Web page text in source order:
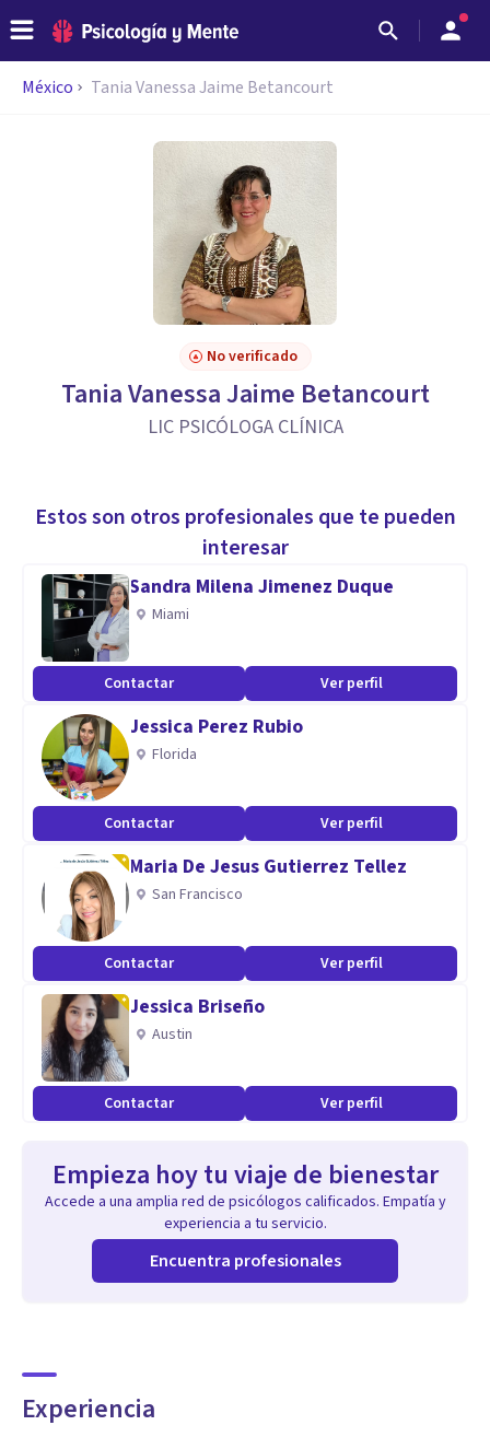
México Tania Vanessa Jaime Betancourt
No verificado
Tania Vanessa Jaime Betancourt
LIC PSICÓLOGA CLÍNICA
Estos son otros profesionales que te pueden
interesar
Sandra Milena Jimenez Duque
Miami
Contactar Ver perfil
Jessica Perez Rubio
Florida
Contactar Ver perfil
Maria De Jesus Gutierrez Tellez
San Francisco
Contactar Ver perfil
Jessica Briseño
Austin
Contactar Ver perfil
Empieza hoy tu viaje de bienestar
Accede a una amplia red de psicólogos calificados. Empatía y
experiencia a tu servicio.
Encuentra profesionales
Experiencia